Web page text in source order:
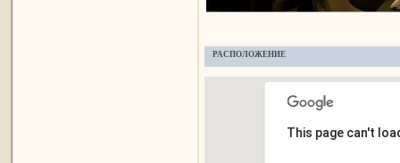
РАСПОЛОЖЕНИЕ
This page can't